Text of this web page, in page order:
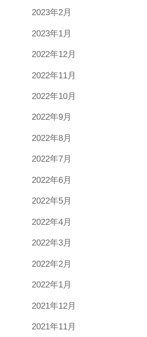
2023年2月
2023年1月
2022年12月
2022年11月
2022年10月
2022年9月
2022年8月
2022年7月
2022年6月
2022年5月
2022年4月
2022年3月
2022年2月
2022年1月
2021年12月
2021年11月